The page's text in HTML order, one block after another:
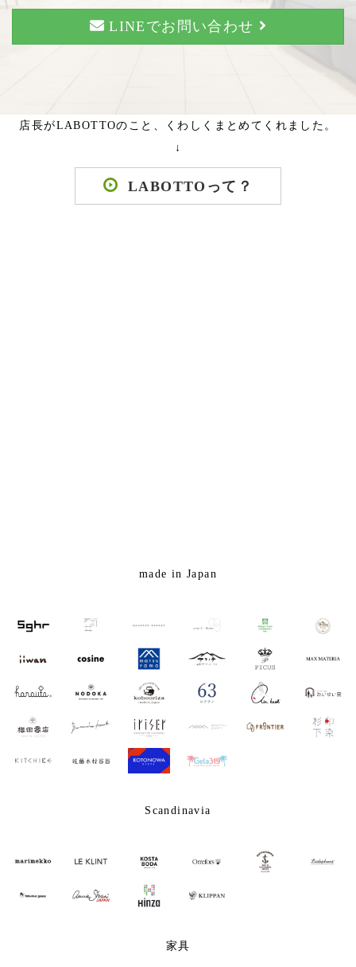
LINEでお問い合わせ
店長がLABOTTOのこと、くわしくまとめてくれました。
↓
LABOTTOって？
made in Japan
Scandinavia
家具